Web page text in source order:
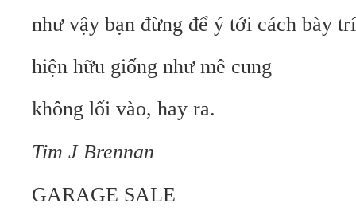
như vậy bạn đừng để ý tới cách bày trí
hiện hữu giống như mê cung
không lối vào, hay ra.
Tim J Brennan
GARAGE SALE